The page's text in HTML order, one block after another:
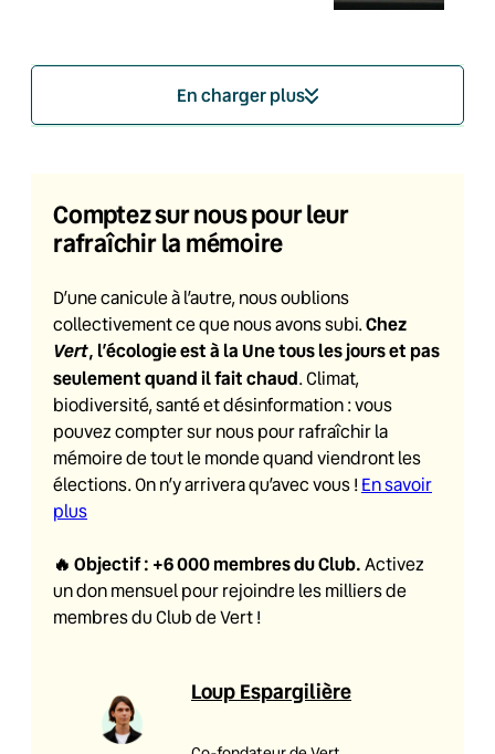
En charger plus
Comptez sur nous pour leur
rafraîchir la mémoire
D’une canicule à l’autre, nous oublions
collectivement ce que nous avons subi.Chez
Vert, l’écologie est à la Une tous les jours et pas
seulement quand il fait chaud. Climat,
biodiversité, santé et désinformation : vous
pouvez compter sur nous pour rafraîchir la
mémoire de tout le monde quand viendront les
élections. On n’y arrivera qu’avec vous ! En savoir
plus
🔥 Objectif : +6 000 membres du Club. Activez
un don mensuel pour rejoindre les milliers de
membres du Club de Vert !
Loup Espargilière